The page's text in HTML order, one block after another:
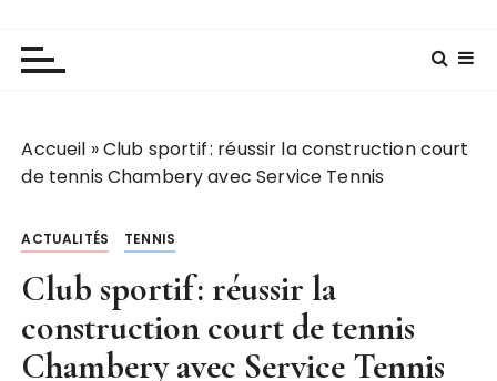
Accueil »Club sportif : réussir la construction court
de tennis Chambery avec Service Tennis
ACTUALITÉS TENNIS
Club sportif : réussir la
construction court de tennis
Chambery avec Service Tennis